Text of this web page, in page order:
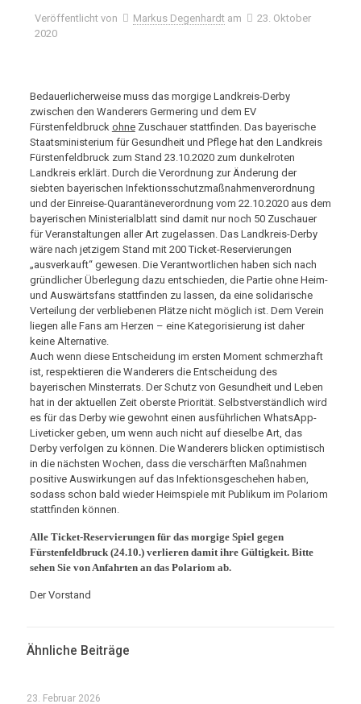
Veröffentlicht von Markus Degenhardt am
23. Oktober
2020
Bedauerlicherweise muss das morgige Landkreis-Derby
zwischen den Wanderers Germering und dem EV
Fürstenfeldbruck ohneZuschauer stattfinden. Das bayerische
Staatsministerium für Gesundheit und Pflege hat den Landkreis
Fürstenfeldbruck zum Stand 23.10.2020 zum dunkelroten
Landkreis erklärt. Durch die Verordnung zur Änderung der
siebten bayerischen Infektionsschutzmaßnahmenverordnung
und der Einreise-Quarantäneverordnung vom 22.10.2020 aus dem
bayerischen Ministerialblatt sind damit nur noch 50 Zuschauer
für Veranstaltungen aller Art zugelassen. Das Landkreis-Derby
wäre nach jetzigem Stand mit 200 Ticket-Reservierungen
„ausverkauft“ gewesen. Die Verantwortlichen haben sich nach
gründlicher Überlegung dazu entschieden, die Partie ohne Heim-
und Auswärtsfans stattfinden zu lassen, da eine solidarische
Verteilung der verbliebenen Plätze nicht möglich ist. Dem Verein
liegen alle Fans am Herzen – eine Kategorisierung ist daher
keine Alternative.
Auch wenn diese Entscheidung im ersten Moment schmerzhaft
ist, respektieren die Wanderers die Entscheidung des
bayerischen Minsterrats. Der Schutz von Gesundheit und Leben
hat in der aktuellen Zeit oberste Priorität. Selbstverständlich wird
es für das Derby wie gewohnt einen ausführlichen WhatsApp-
Liveticker geben, um wenn auch nicht auf dieselbe Art, das
Derby verfolgen zu können. Die Wanderers blicken optimistisch
in die nächsten Wochen, dass die verschärften Maßnahmen
positive Auswirkungen auf das Infektionsgeschehen haben,
sodass schon bald wieder Heimspiele mit Publikum im Polariom
stattfinden können.
Alle Ticket-Reservierungen für das morgige Spiel gegen
Fürstenfeldbruck (24.10.) verlieren damit ihre Gültigkeit. Bitte
sehen Sie von Anfahrten an das Polariom ab.
Der Vorstand
Ähnliche Beiträge
23. Februar 2026